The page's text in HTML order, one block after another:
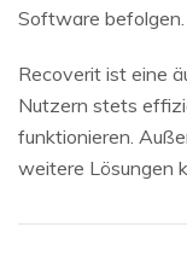
Software befolgen.
Recoverit ist eine
Nutzern stets
funktionieren.
weitere Lösungen